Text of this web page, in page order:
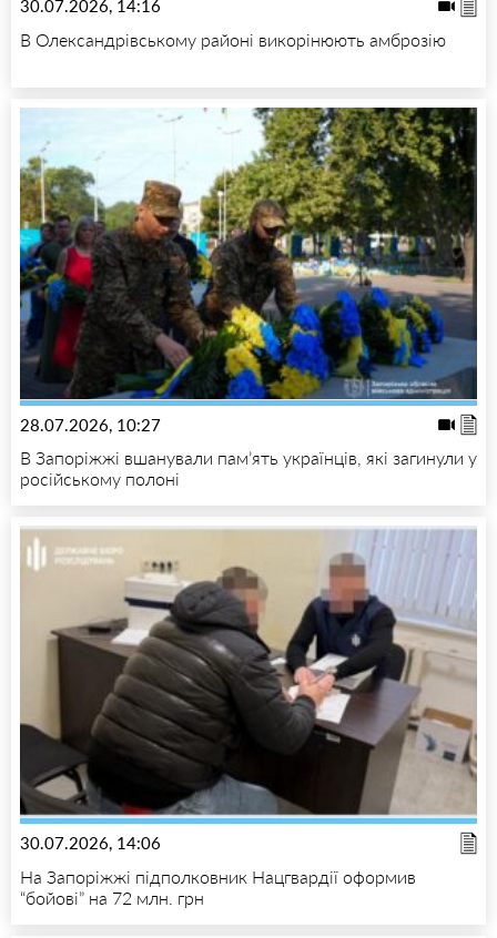
30.07.2026, 14:16
В Олександрівському районі викорінюють амброзію
28.07.2026, 10:27
В Запоріжжі вшанували пам’ять українців, які загинули у
російському полоні
30.07.2026, 14:06
На Запоріжжі підполковник Нацгвардії оформив
“бойові” на 72 млн. грн